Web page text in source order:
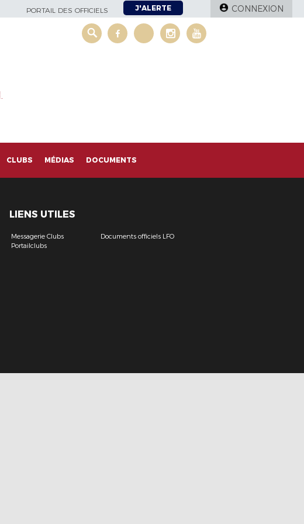
PORTAIL DES OFFICIELS J'ALERTE CONNEXION
CLUBS MÉDIAS DOCUMENTS
LIENS UTILES
Messagerie Clubs
Portailclubs
Documents officiels LFO